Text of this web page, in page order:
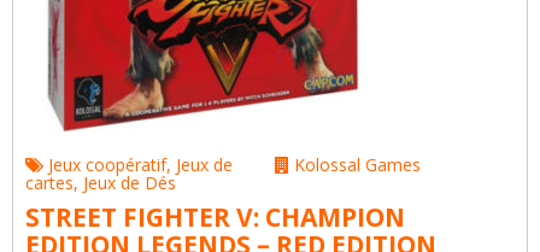
Jeux coopératif, Jeux de
cartes, Jeux de Dés
Kolossal Games
STREET FIGHTER V: CHAMPION
EDITION LEGENDS – RED EDITION